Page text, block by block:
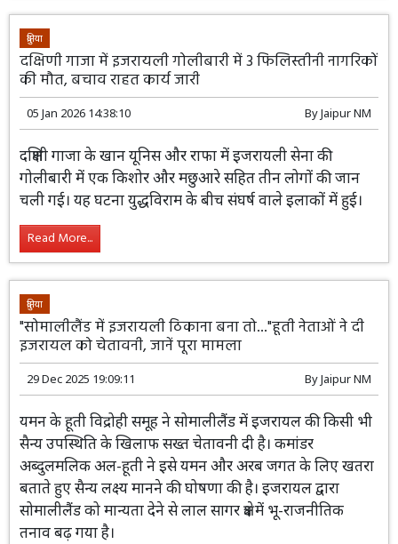
दुनिया
दक्षिणी गाजा में इजरायली गोलीबारी में 3 फिलिस्तीनी नागरिकों
की मौत, बचाव राहत कार्य जारी
05 Jan 2026 14:38:10 ByJaipur NM
दक्षिणी गाजा के खान यूनिस और राफा में इजरायली सेना की
गोलीबारी में एक किशोर और मछुआरे सहित तीन लोगों की जान
चली गई। यह घटना युद्धविराम के बीच संघर्ष वाले इलाकों में हुई।
Read More...
दुनिया
"सोमालीलैंड में इजरायली ठिकाना बना तो..."हूती नेताओं ने दी
इजरायल को चेतावनी, जानें पूरा मामला
29 Dec 2025 19:09:11 ByJaipur NM
यमन के हूती विद्रोही समूह ने सोमालीलैंड में इजरायल की किसी भी
सैन्य उपस्थिति के खिलाफ सख्त चेतावनी दी है। कमांडर
अब्दुलमलिक अल-हूती ने इसे यमन और अरब जगत के लिए खतरा
बताते हुए सैन्य लक्ष्य मानने की घोषणा की है। इजरायल द्वारा
सोमालीलैंड को मान्यता देने से लाल सागर क्षेत्र में भू-राजनीतिक
तनाव बढ़ गया है।